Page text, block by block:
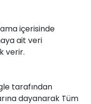
içerisinde
ait veri
verir.
tarafından
dayanarak Tüm